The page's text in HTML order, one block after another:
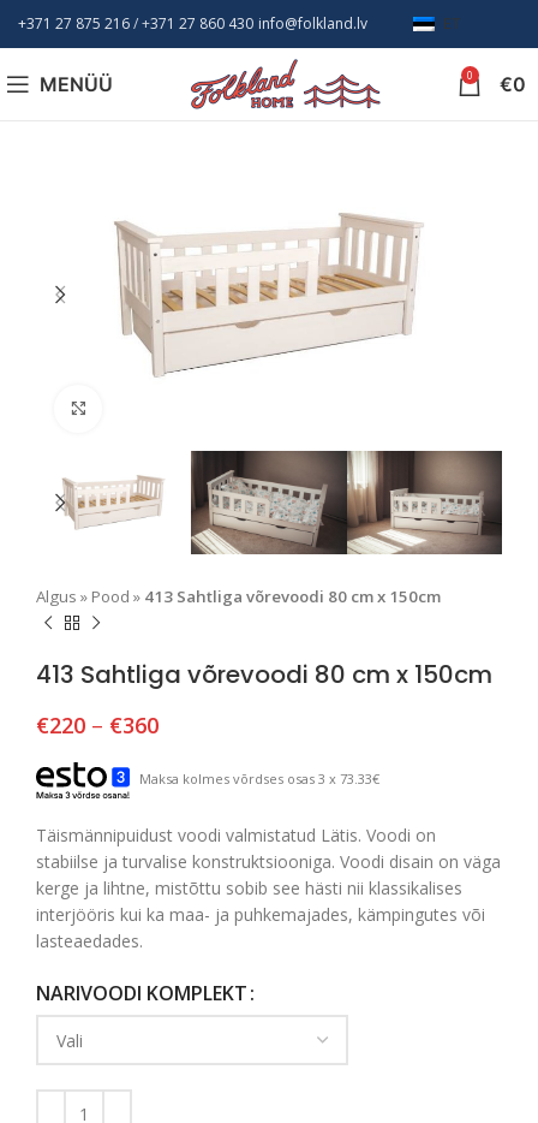
+371 27 875 216/ +371 27 860 430 info@folkland.lv ET
MENÜÜ 0 €0
Algus » Pood » 413 Sahtliga võrevoodi 80 cm x 150cm
413 Sahtliga võrevoodi 80 cm x 150cm
€220 – €360
Maksa kolmes võrdses osas 3 x 73.33€
Täismännipuidust voodi valmistatud Lätis. Voodi on
stabiilse ja turvalise konstruktsiooniga. Voodi disain on väga
kerge ja lihtne, mistõttu sobib see hästi nii klassikalises
interjööris kui ka maa- ja puhkemajades, kämpingutes või
lasteaedades.
NARIVOODI KOMPLEKT